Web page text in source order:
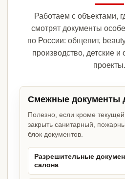
Работаем с объектами,
смотрят документы
по России: общепит,
производство, детские
проекты.
Смежные документы
Полезно, если кроме
закрыть санитарный,
блок документов.
Разрешительные
салона